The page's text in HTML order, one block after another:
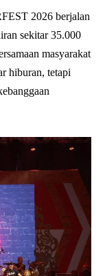
2026 berjalan
sekitar 35.000
masyarakat
hiburan, tetapi